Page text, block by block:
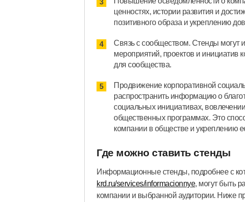
ценностях, истории развития и
позитивного образа и укреплению
Связь с сообществом. Стенды могут
мероприятий, проектов и инициатив
для сообщества.
Продвижение корпоративной
распространить информацию о
социальных инициативах,
общественных программах. Это
компании в обществе и укреплению
Где можно ставить стенды
Информационные стенды, подробнее с
krd.ru/services/informacionnye, могут быть
компании и выбранной аудитории. Ниже